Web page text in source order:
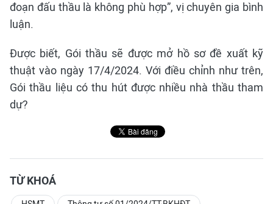
đoạn đấu thầu là không phù hợp”, vị chuyên gia bình
luận.
Được biết, Gói thầu sẽ được mở hồ sơ đề xuất kỹ
thuật vào ngày 17/4/2024. Với điều chỉnh như trên,
Gói thầu liệu có thu hút được nhiều nhà thầu tham
dự?
TỪ KHOÁ